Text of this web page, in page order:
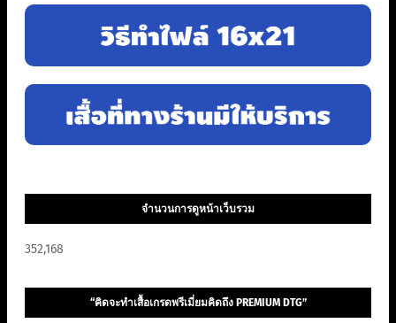
จำนวนการดูหน้าเว็บรวม
352,168
“คิดจะทำเสื้อเกรดพรีเมี่ยมคิดถึง PREMIUM DTG”